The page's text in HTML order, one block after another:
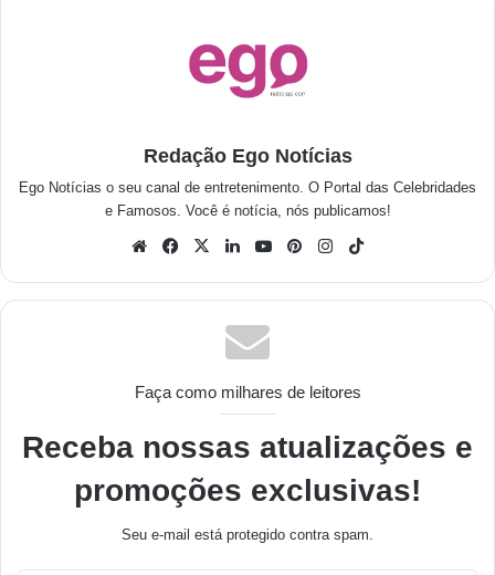
Redação Ego Notícias
Ego Notícias o seu canal de entretenimento. O Portal das Celebridades
e Famosos. Você é notícia, nós publicamos!
Faça como milhares de leitores
Receba nossas atualizações e
promoções exclusivas!
Seu e-mail está protegido contra spam.